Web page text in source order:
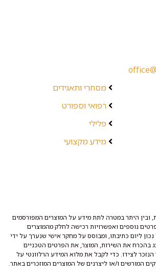
מסחרי ותאגידים
רפואי וספורט
פלילי
מידע מקצועי
ובין היתר במטרה לתת מידע על המוצרים המפורסמים
נוספים ואפשרויות רכישה לחלק מהמוצרים
נכון ליום כתיבתו, ומבוסס על מחקר אישי שנערך על ידי
בהכרח את השירות, המוצר, את הפרטים הטכניים
לצידו. כדי לקבל את מלוא המידע הרלוונטי על
המורשים ו/או ליצרנים של המוצרים המוזכרים באתר.